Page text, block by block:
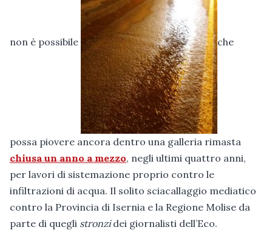
non è possibile che
possa piovere ancora dentro una galleria rimasta
chiusa un anno a mezzo, negli ultimi quattro anni,
per lavori di sistemazione proprio contro le
infiltrazioni di acqua. Il solito sciacallaggio mediatico
contro la Provincia di Isernia e la Regione Molise da
parte di quegli stronzidei giornalisti dell’Eco.